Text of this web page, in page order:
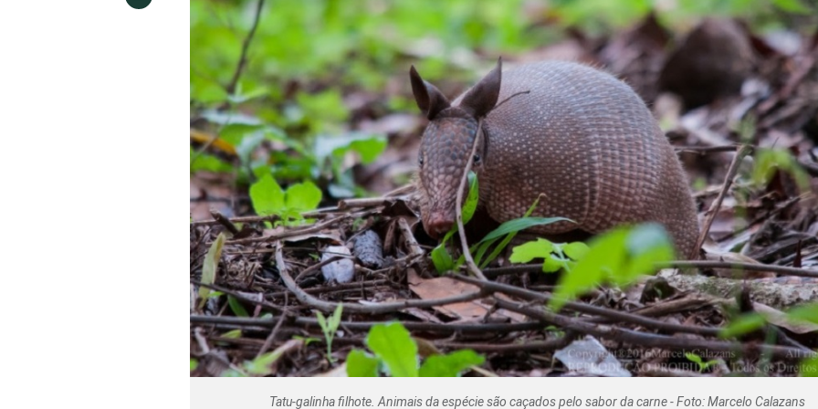
Photo Animal
Políticas
Saúde, Bicho
Segunda
Túnel do
Universo
Tatu-galinha filhote. Animais da espécie são caçados pelo sabor da carne - Foto: Marcelo Calazans